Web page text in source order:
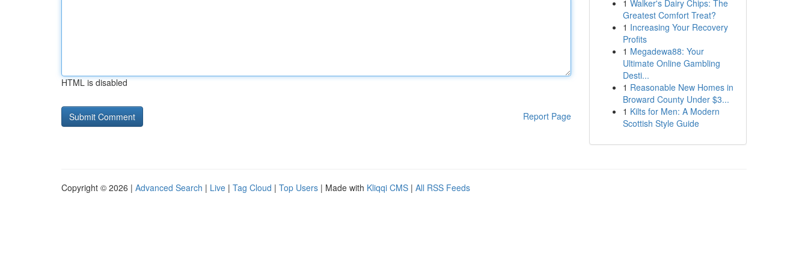
HTML is disabled
Report Page
1 Walker's Dairy Chips: The
Greatest Comfort Treat?
1 Increasing Your Recovery
Profits
1 Megadewa88: Your
Ultimate Online Gambling
Desti...
1 Reasonable New Homes in
Broward County Under $3...
1 Kilts for Men: A Modern
Scottish Style Guide
Copyright © 2026 | Advanced Search | Live | Tag Cloud | Top Users | Made with Kliqqi CMS | All RSS Feeds